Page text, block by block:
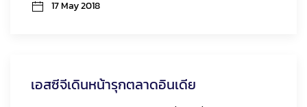
17 May 2018
เอสซีจีเดินหน้ารุกตลาดอินเดีย